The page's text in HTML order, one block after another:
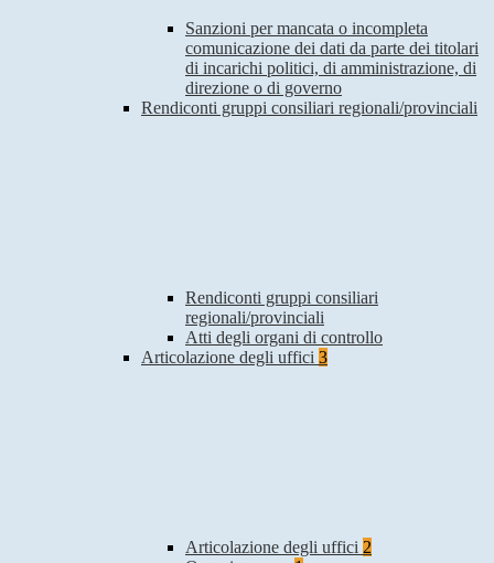
Sanzioni per mancata o incompleta
comunicazione dei dati da parte dei titolari
di incarichi politici, di amministrazione, di
direzione o di governo
Rendiconti gruppi consiliari regionali/provinciali
Rendiconti gruppi consiliari
regionali/provinciali
Atti degli organi di controllo
Articolazione degli uffici 3
Articolazione degli uffici 2